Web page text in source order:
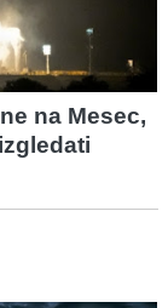
na Mesec,